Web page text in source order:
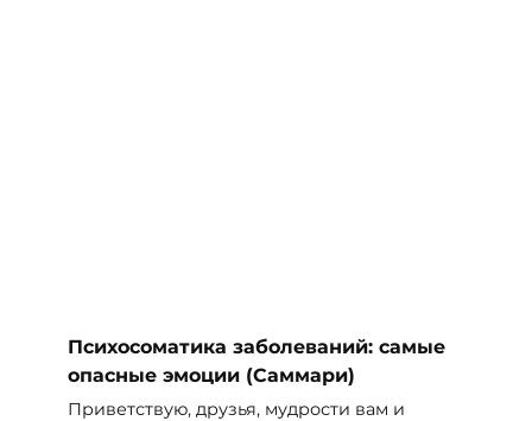
Психосоматика заболеваний: самые
опасные эмоции (Саммари)
Приветствую, друзья, мудрости вам и